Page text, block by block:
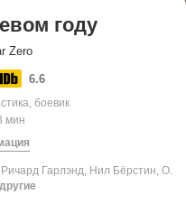
году
Zero
6.6
боевик
мин
Гарлэнд, Нил Бёрстин, О.